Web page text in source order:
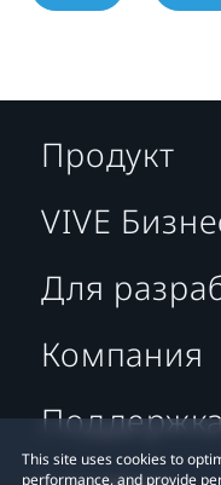
This site uses cookies to
performance, and provide
Продукт
VIVE
Для
Компания